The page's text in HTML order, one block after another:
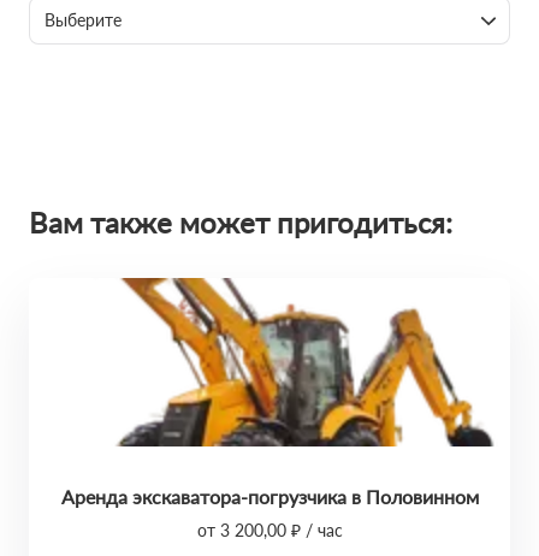
Выберите
Вам также может пригодиться:
Аренда экскаватора-погрузчика в Половинном
от 3 200,00 ₽ / час